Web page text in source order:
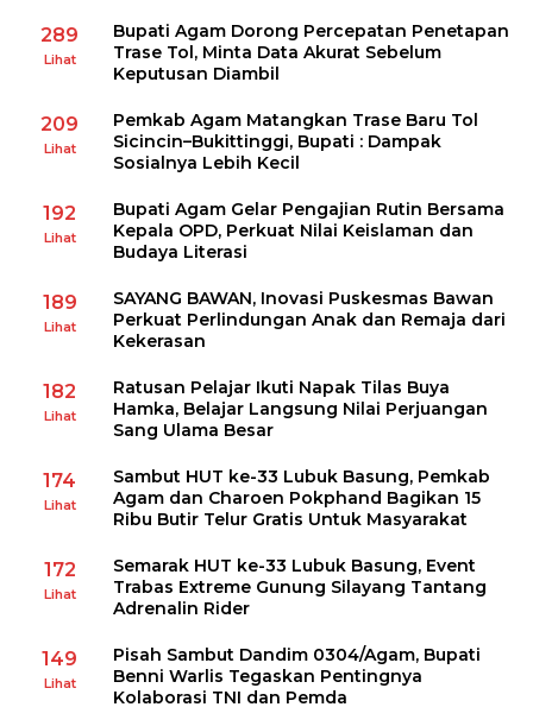
289
Lihat
Bupati Agam Dorong Percepatan Penetapan
Trase Tol, Minta Data Akurat Sebelum
Keputusan Diambil
209
Lihat
Pemkab Agam Matangkan Trase Baru Tol
Sicincin–Bukittinggi, Bupati : Dampak
Sosialnya Lebih Kecil
192
Lihat
Bupati Agam Gelar Pengajian Rutin Bersama
Kepala OPD, Perkuat Nilai Keislaman dan
Budaya Literasi
189
Lihat
SAYANG BAWAN, Inovasi Puskesmas Bawan
Perkuat Perlindungan Anak dan Remaja dari
Kekerasan
182
Lihat
Ratusan Pelajar Ikuti Napak Tilas Buya
Hamka, Belajar Langsung Nilai Perjuangan
Sang Ulama Besar
174
Lihat
Sambut HUT ke-33 Lubuk Basung, Pemkab
Agam dan Charoen Pokphand Bagikan 15
Ribu Butir Telur Gratis Untuk Masyarakat
172
Lihat
Semarak HUT ke-33 Lubuk Basung, Event
Trabas Extreme Gunung Silayang Tantang
Adrenalin Rider
149
Lihat
Pisah Sambut Dandim 0304/Agam, Bupati
Benni Warlis Tegaskan Pentingnya
Kolaborasi TNI dan Pemda